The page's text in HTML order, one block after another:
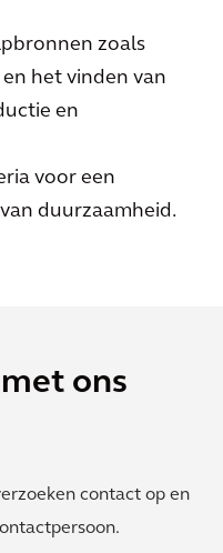
zoals
het vinden van
en
voor een
duurzaamheid.
ons
contact op en